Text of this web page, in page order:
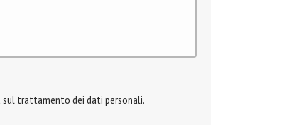
sul trattamento dei dati personali.